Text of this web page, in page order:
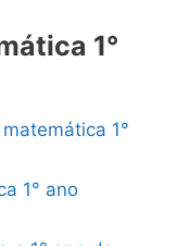
1°
1°
1° ano